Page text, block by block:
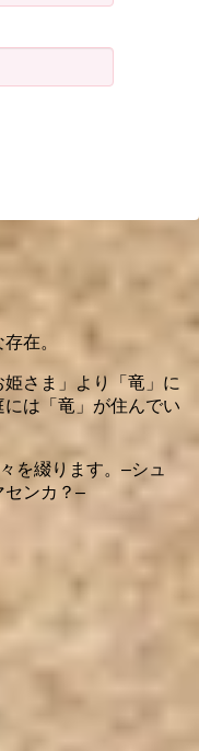
在。
姫さま」より「竜」に
は「竜」が住んでい
を綴ります。–シュ
センカ？–